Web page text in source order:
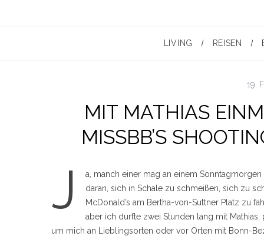
LIVING REISEN
19.
MIT MATHIAS
MISSBB’S
J
a, manch einer mag an einem
daran, sich in Schale zu schmeißen, sich zu
McDonald’s am Bertha-von-Suttner Platz zu
aber ich durfte zwei Stunden lang mit
um mich an Lieblingsorten oder vor Orten mit Bonn-